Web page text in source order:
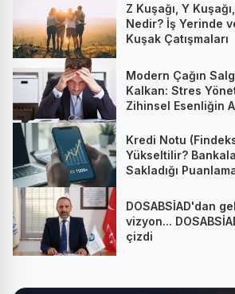
Z Kuşağı, Y
Nedir? İş Yerinde
Kuşak Çatışmaları
Modern Çağın
Kalkan: Stres
Zihinsel Esenliğin
Kredi Notu
Yükseltilir?
Sakladığı
DOSABSİAD'dan
vizyon...
çizdi